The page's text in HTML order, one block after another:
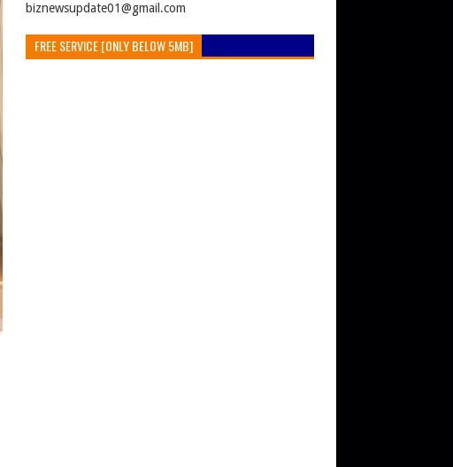
ิbiznewsupdate01@gmail.com
FREE SERVICE [ONLY BELOW 5MB]